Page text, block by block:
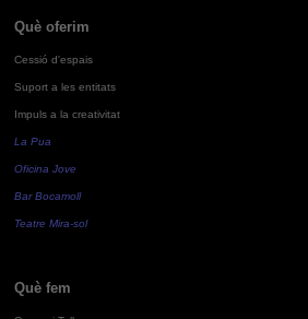
Què oferim
Cessió d'espais
Suport a les entitats
Impuls a la creativitat
La Pua
Oficina Jove
Bar Bocamoll
Teatre Mira-sol
Què fem